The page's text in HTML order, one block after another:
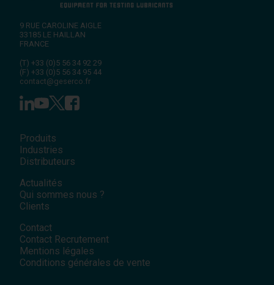
9 RUE CAROLINE AIGLE
33185 LE HAILLAN
FRANCE
(T) +33 (0)5 56 34 92 29
(F) +33 (0)5 56 34 95 44
contact@geserco.fr
Produits
Industries
Distributeurs
Actualités
Qui sommes nous ?
Clients
Contact
Contact Recrutement
Mentions légales
Conditions générales de vente